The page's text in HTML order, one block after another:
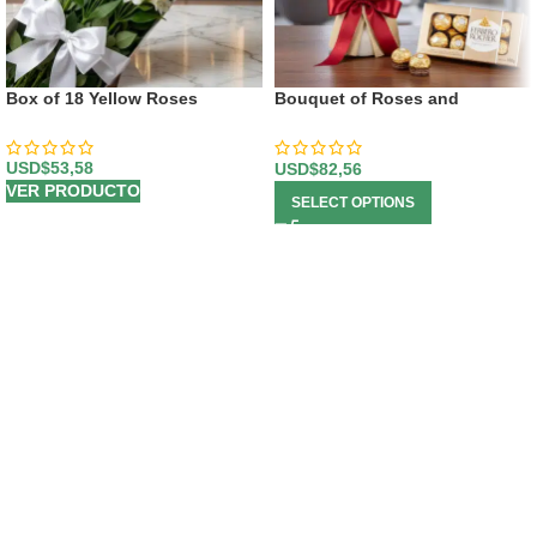
Box of 18 Yellow Roses
USD$53,58
VER PRODUCTO
Bouquet of Roses and
USD$82,56
SELECT OPTIONS